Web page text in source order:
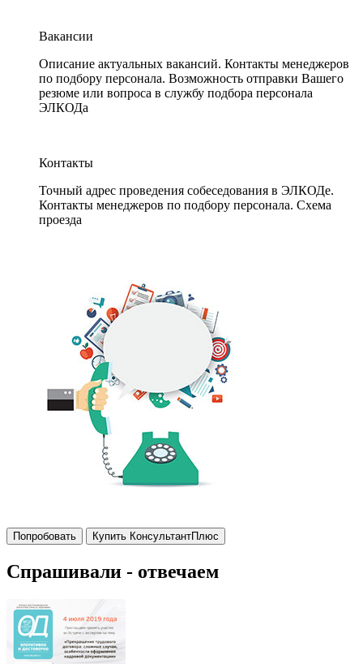
Вакансии
Описание актуальных вакансий. Контакты менеджеров
по подбору персонала. Возможность отправки Вашего
резюме или вопроса в службу подбора персонала
ЭЛКОДа
Контакты
Точный адрес проведения собеседования в ЭЛКОДе.
Контакты менеджеров по подбору персонала. Схема
проезда
Попробовать Купить КонсультантПлюс
Спрашивали - отвечаем